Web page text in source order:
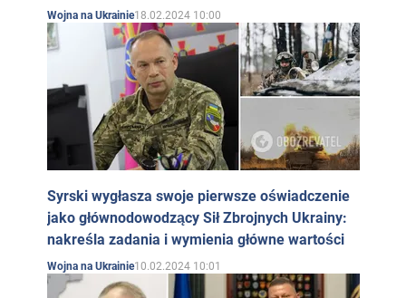
Wojna na Ukrainie18.02.2024 10:00
Syrski wygłasza swoje pierwsze oświadczenie
jako głównodowodzący Sił Zbrojnych Ukrainy:
nakreśla zadania i wymienia główne wartości
Wojna na Ukrainie10.02.2024 10:01